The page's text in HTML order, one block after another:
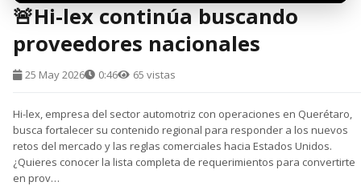
🚨Hi-lex continúa buscando
proveedores nacionales
25 May 2026 0:46 65 vistas
Hi-lex, empresa del sector automotriz con operaciones en Querétaro,
busca fortalecer su contenido regional para responder a los nuevos
retos del mercado y las reglas comerciales hacia Estados Unidos.
¿Quieres conocer la lista completa de requerimientos para convertirte
en prov…